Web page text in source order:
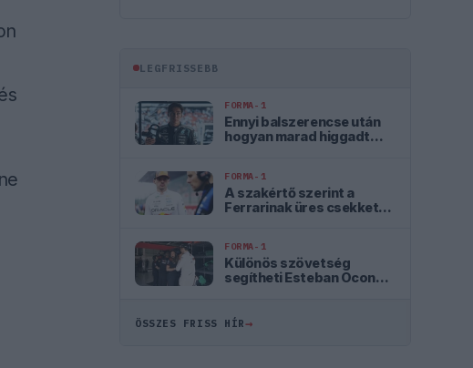
LEGFRISSEBB
FORMA-1
Ennyi balszerencse után
hogyan marad higgadt
FORMA-1
A szakértő szerint a
Ferrarinak üres csekket
FORMA-1
Különös szövetség
segítheti Esteban Ocon
ÖSSZES FRISS HÍR→